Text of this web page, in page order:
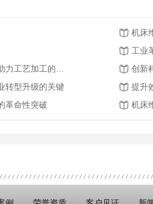
机床
工业
转型升级的关键
提升
革命性突破
机床